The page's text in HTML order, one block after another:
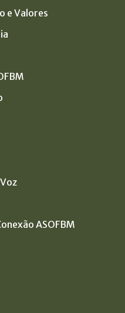
e Valores
ASOFBM